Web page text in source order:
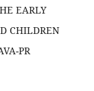
EARLY
CHILDREN
PR